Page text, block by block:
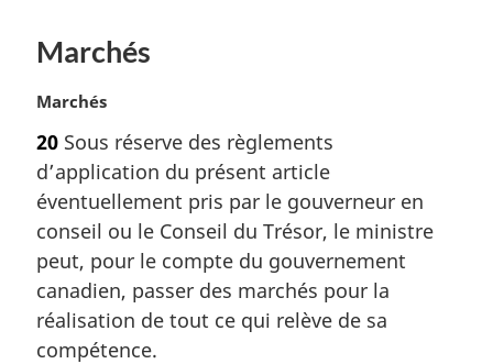
a
e
:
Marchés
N
t
e
m
a
g
i
n
a
Marchés
20 Sous réserve des règlements
d’application du présent article
éventuellement pris par le gouverneur en
conseil ou le Conseil du Trésor, le ministre
peut, pour le compte du gouvernement
canadien, passer des marchés pour la
réalisation de tout ce qui relève de sa
compétence.